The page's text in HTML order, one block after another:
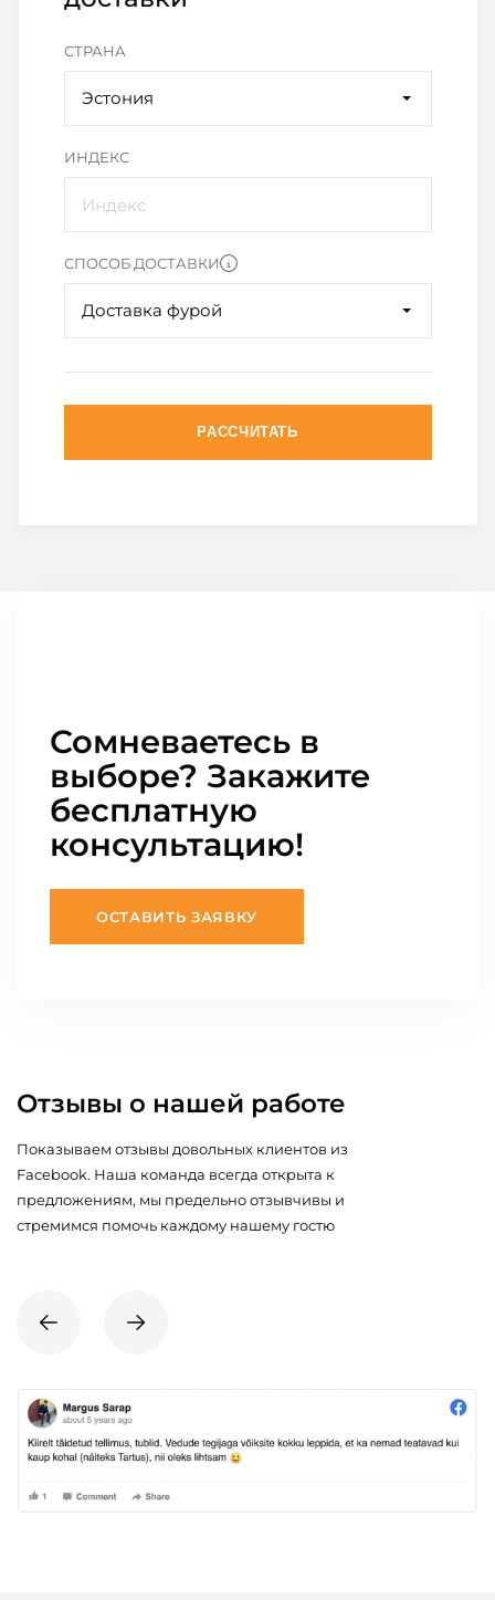
СТРАНА
Эстония
ИНДЕКС
СПОСОБ ДОСТАВКИ
Доставка фурой
РАССЧИТАТЬ
Сомневаетесь в
выборе? Закажите
бесплатную
консультацию!
ОСТАВИТЬ ЗАЯВКУ
Отзывы о нашей работе
Показываем отзывы довольных клиентов из
Facebook. Наша команда всегда открыта к
предложениям, мы предельно отзывчивы и
стремимся помочь каждому нашему гостю